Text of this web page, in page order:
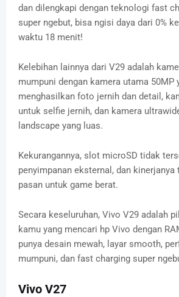
dan dilengkapi dengan teknologi fast
super ngebut, bisa ngisi daya dari 0%
waktu 18 menit!
Kelebihan lainnya dari V29 adalah
mumpuni dengan kamera utama 50MP
menghasilkan foto jernih dan detail,
untuk selfie jernih, dan kamera
landscape yang luas.
Kekurangannya, slot microSD tidak
penyimpanan eksternal, dan kinerjanya
pasan untuk game berat.
Secara keseluruhan, Vivo V29 adalah
kamu yang mencari hp Vivo dengan
punya desain mewah, layar smooth,
mumpuni, dan fast charging super
Vivo V27